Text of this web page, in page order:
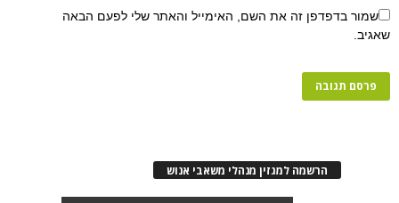
שמור בדפדפן זה את השם, האימייל והאתר שלי לפעם הבאה
שאגיב.
הרשמה למגזין מנהלי משאבי אנוש